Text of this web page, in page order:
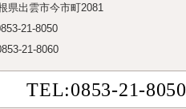
県出雲市今市町2081
21-8050
21-8060
TEL:0853-21-8050